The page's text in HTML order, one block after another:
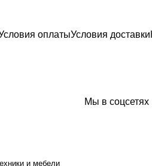
оплатыУсловия доставки
Мы в соцсетях
и мебели